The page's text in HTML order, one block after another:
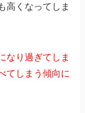
高くなってしま
なり過ぎてしま
てしまう傾向に